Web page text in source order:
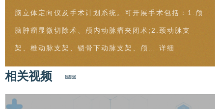
脑立体定向仪及手术计划系统。可开展手术包括：1.颅
脑肿瘤显微切除术、颅内动脉瘤夹闭术;2.颈动脉支
架、椎动脉支架、锁骨下动脉支架、颅… 详细
相关视频